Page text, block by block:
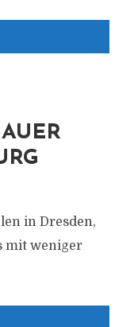
in Dresden,
mit weniger